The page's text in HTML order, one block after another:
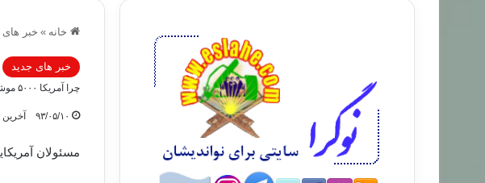
خانه » خبر های
خبر های جدید
چرا آمریکا ۵۰۰۰ موشک الفایر به دولت عراق می فروشد؟
۹۳/۰۵/۱۰ آخرین
مسئولان آمریکایی